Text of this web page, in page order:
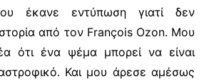
έκανε εντύπωση γιατί δεν
από τον François Ozon. Μου
ότι ένα ψέμα μπορεί να είναι
Και μου άρεσε αμέσως